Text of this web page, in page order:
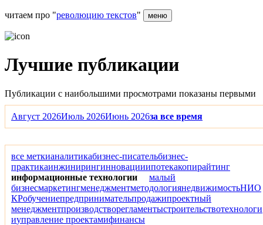
читаем про "революцию текстов" меню
Лучшие публикации
Публикации с наибольшими просмотрами показаны первыми
Август 2026Июль 2026Июнь 2026за все время
все меткианалитикабизнес-писательбизнес-
практикаинжинирингинновацииипотекакопирайтинг
информационные технологии
малый
бизнесмаркетингменеджментметодологиянедвижимостьНИО
КРобучениепредпринимательпродажипроектный
менеджментпроизводстворегламентыстроительствотехнологи
иуправление проектамифинансы